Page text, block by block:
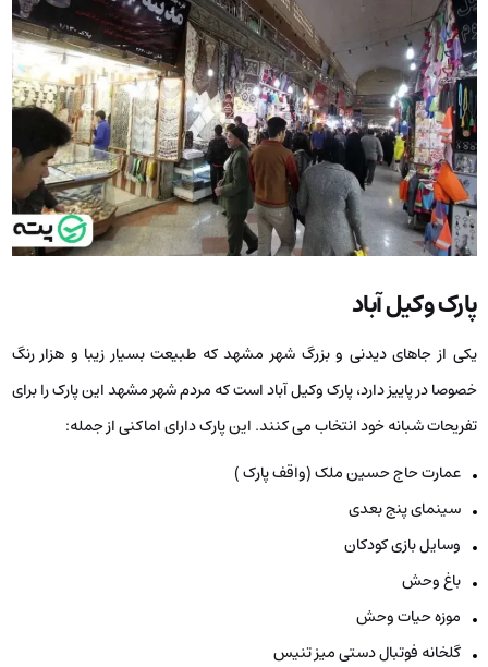
پارک وکیل آباد
یکی از جاهای دیدنی و بزرگ شهر مشهد که طبیعت بسیار زیبا و هزار رنگ
خصوصا در پاییز دارد، پارک وکیل آباد است که مردم شهر مشهد این پارک را برای
تفریحات شبانه خود انتخاب می­ کنند. این پارک دارای اماکنی از جمله:
عمارت حاج حسین ملک (واقف پارک )
سینمای پنج بعدی
وسایل بازی کودکان
باغ وحش
موزه حیات وحش
گلخانه فوتبال دستی میز تنیس